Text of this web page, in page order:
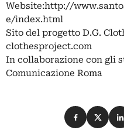
Website:http://
e/index.html
Sito del progetto D.G.
clothesproject.com
In collaborazione con gli
Comunicazione Roma
Condividi su